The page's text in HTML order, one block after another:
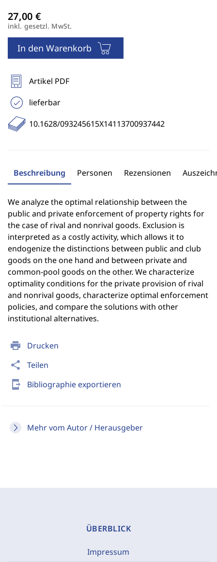
print Drucken
share Teilen
send_to_mobile Bibliographie exportieren
Mehr vom Autor / Herausgeber
inkl. gesetzl. MwSt.
In den Warenkorb
Artikel PDF
lieferbar
10.1628/093245615X14113700937442
Beschreibung Personen Rezensionen
We analyze the optimal relationship between the
public and private enforcement of property rights for
the case of rival and nonrival goods. Exclusion is
interpreted as a costly activity, which allows it to
endogenize the distinctions between public and club
goods on the one hand and between private and
common-pool goods on the other. We characterize
optimality conditions for the private provision of rival
and nonrival goods, characterize optimal enforcement
policies, and compare the solutions with other
institutional alternatives.
ÜBERBLICK
Impressum